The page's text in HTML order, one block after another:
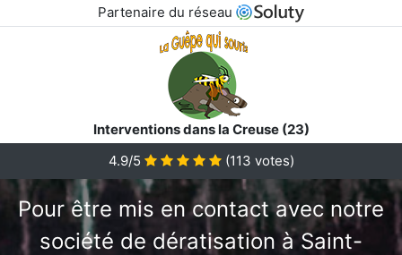
Partenaire du réseau
Interventions dans la Creuse (23)
4.9/5
(113 votes)
Pour être mis en contact avec notre
société de dératisation à Saint-